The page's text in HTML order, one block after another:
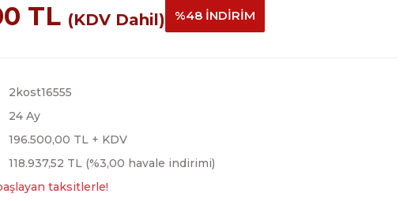
TL (KDV Dahil) %48 İNDİRİM
2kost16555
24 Ay
196.500,00 TL + KDV
118.937,52 TL (%3,00 havale indirimi)
taksitlerle!